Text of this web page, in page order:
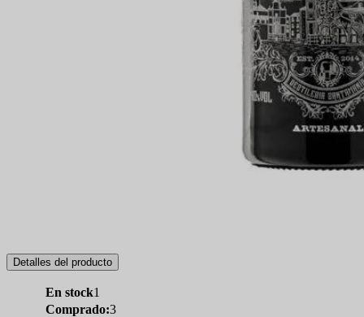
Detalles del producto
En stock1
Comprado:3